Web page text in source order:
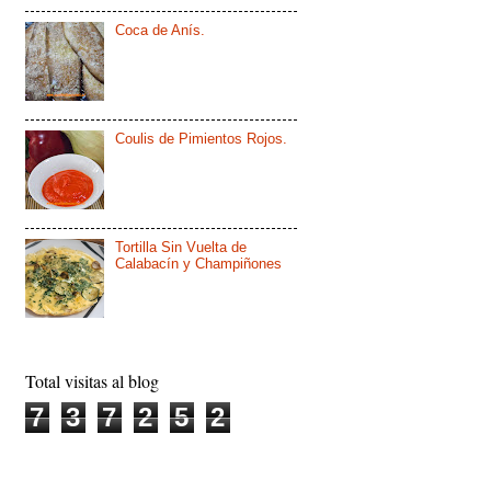
Coca de Anís.
Coulis de Pimientos Rojos.
Tortilla Sin Vuelta de
Calabacín y Champiñones
Total visitas al blog
7 3 7 2 5 2